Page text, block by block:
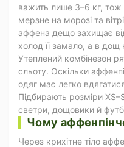
важить лише 3–6 кг,
мерзне на морозі та
аффена дещо захищає
холод її замало, а в
Утеплений комбінезон
сльоту. Оскільки
одяг має легко
Підбирають розміри
светри, дощовики й
Чому
Через крихітне тіло